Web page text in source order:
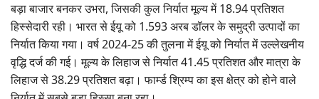
बड़ा बाजार बनकर उभरा, जिसकी कुल निर्यात मूल्य में 18.94 प्रतिशत
हिस्सेदारी रही। भारत से ईयू को 1.593 अरब डॉलर के समुद्री उत्पादों का
निर्यात किया गया। वर्ष 2024-25 की तुलना में ईयू को निर्यात में उल्लेखनीय
वृद्धि दर्ज की गई। मूल्य के लिहाज से निर्यात 41.45 प्रतिशत और मात्रा के
लिहाज से 38.29 प्रतिशत बढ़ा। फार्म्ड श्रिम्प का इस क्षेत्र को होने वाले